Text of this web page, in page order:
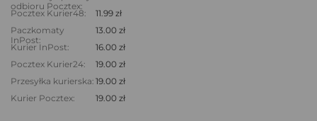
odbioru Pocztex:
Pocztex Kurier48:
11.99 zł
Paczkomaty
InPost:
13.00 zł
Kurier InPost:
16.00 zł
Pocztex Kurier24:
19.00 zł
Przesyłka kurierska: 19.00 zł
Kurier Pocztex:
19.00 zł